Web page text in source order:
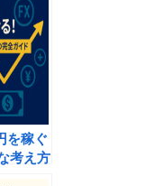
を稼ぐ
考え方